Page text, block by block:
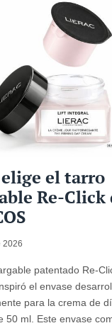
el tarro
Re-Click
2026
patentado Re-
el envase
para la crema de
50 ml. Este envase